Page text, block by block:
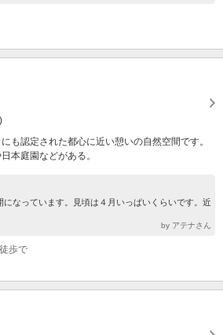
も認定された都心に近い憩いの自然空間です。
本庭園などがある。
になっています。見頃は４月いっぱいくらいです。近
by アテナさん
歩で